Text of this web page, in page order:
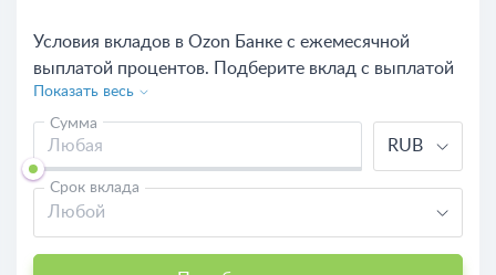
Условия вкладов в Ozon Банке с ежемесячной
выплатой процентов. Подберите вклад с выплатой
процентов ежемесячно в Ozon Банке и получайте
дополнительный доход каждый месяц.
Показать весь
Сумма
RUB
Срок вклада
Любой